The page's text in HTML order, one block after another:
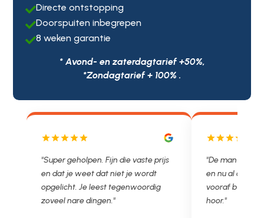
Directe ontstopping
Doorspuiten inbegrepen
8 weken garantie
* Avond- en zaterdagtarief +50%,
*Zondagtarief + 100% .
"De man rijden net weg. 11.00 gebeld
en nu al opgelost voor een vast en
vooraf besproken tarief. Lekker
hoor."
"Wat een fijn
met een
je niet zo
Ontstoppen.nl